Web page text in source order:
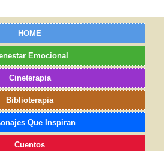
HOME
Emocional
Cineterapia
Biblioterapia
Que Inspiran
Cuentos